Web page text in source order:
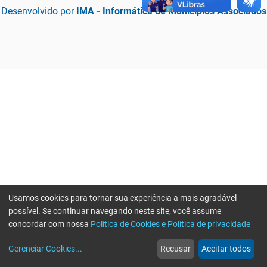
Desenvolvido por IMA - Informática de Municípios Associados
web
Notícias
more_horiz
Mais
Usamos cookies para tornar sua experiência a mais agradável
possível. Se continuar navegando neste site, você assume
concordar com nossa Política de Cookies e Política de privacidade
Gerenciar Cookies... Recusar Aceitar todos
Erro ao enviar informações, por favor tente novamente